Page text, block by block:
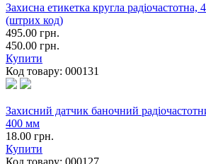
Захисна етикетка кругла
(штрих код)
495.00 грн.
450.00 грн.
Купити
Код товару: 000131
Захисний датчик баночний
400 мм
18.00 грн.
Купити
Код товару: 000127